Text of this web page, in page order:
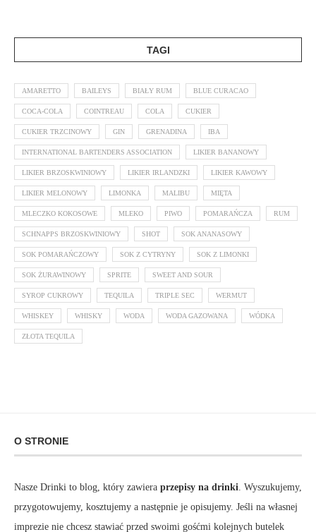
TAGI
AMARETTO BAILEYS BIAŁY RUM BLUE CURACAO
COCA-COLA COINTREAU COLA CUKIER
CUKIER TRZCINOWY GIN GRENADINA IBA
INTERNATIONAL BARTENDERS ASSOCIATION LIKIER BANANOWY
LIKIER BRZOSKWINIOWY LIKIER IRLANDZKI LIKIER KAWOWY
LIKIER MELONOWY LIMONKA MALIBU MIĘTA
MLECZKO KOKOSOWE MLEKO PIWO POMARAŃCZA RUM
SCHNAPPS BRZOSKWINIOWY SHOT SOK ANANASOWY
SOK POMARAŃCZOWY SOK Z CYTRYNY SOK Z LIMONKI
SOK ŻURAWINOWY SPRITE SWEET AND SOUR
SYROP CUKROWY TEQUILA TRIPLE SEC WERMUT
WHISKEY WHISKY WODA WODA GAZOWANA WÓDKA
ZŁOTA TEQUILA
O STRONIE
Nasze Drinki to blog, który zawiera przepisy na drinki. Wyszukujemy,
przygotowujemy, kosztujemy a następnie je opisujemy. Jeśli na własnej
imprezie nie chcesz stawiać przed swoimi gośćmi kolejnych butelek